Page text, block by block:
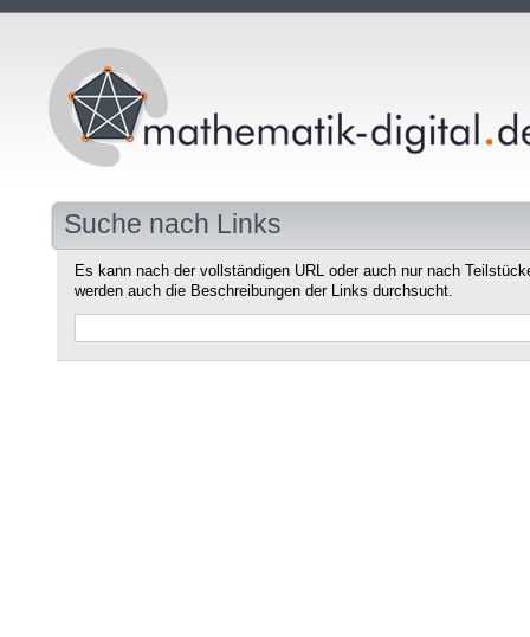
Suche nach Links
Es kann nach der vollständigen URL oder auch nur nach
werden auch die Beschreibungen der Links durchsucht.